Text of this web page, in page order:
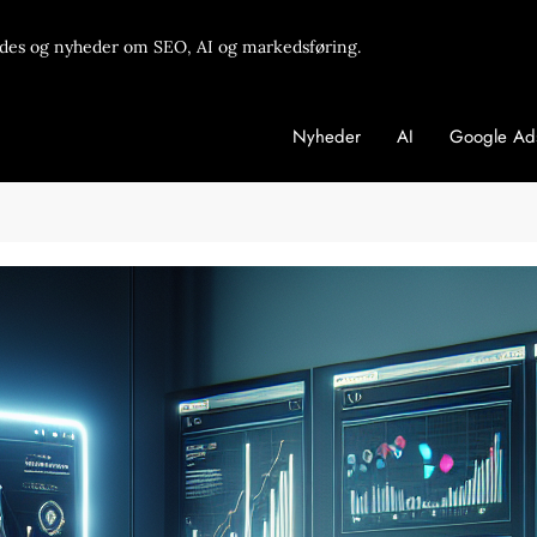
og nyheder om SEO, AI og markedsføring.
Nyheder AI Google